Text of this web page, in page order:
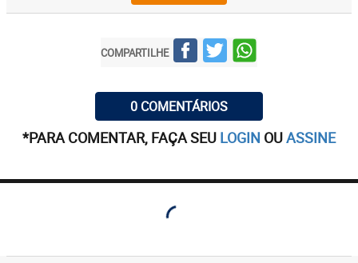
COMPARTILHE
0 COMENTÁRIOS
*PARA COMENTAR, FAÇA SEU LOGIN OUASSINE